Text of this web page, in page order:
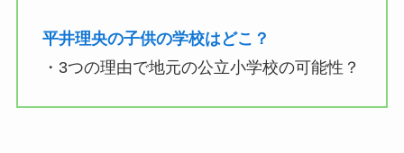
平井理央の子供の学校はどこ？
・3つの理由で地元の公立小学校の可能性？